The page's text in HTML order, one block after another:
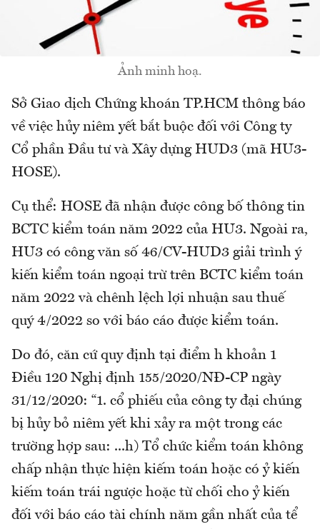
Ảnh minh hoạ.
Sở Giao dịch Chứng khoán TP.HCM thông báo
về việc hủy niêm yết bắt buộc đối với Công ty
Cổ phần Đầu tư và Xây dựng HUD3 (mã HU3-
HOSE).
Cụ thể: HOSE đã nhận được công bố thông tin
BCTC kiểm toán năm 2022 của HU3. Ngoài ra,
HU3 có công văn số 46/CV-HUD3 giải trình ý
kiến kiểm toán ngoại trừ trên BCTC kiểm toán
năm 2022 và chênh lệch lợi nhuận sau thuế
quý 4/2022 so với báo cáo được kiểm toán.
Do đó, căn cứ quy định tại điểm h khoản 1
Điều 120 Nghị định 155/2020/NĐ-CP ngày
31/12/2020: “1. cổ phiếu của công ty đại chúng
bị hủy bỏ niêm yết khi xảy ra một trong các
trường hợp sau: ...h) Tổ chức kiểm toán không
chấp nhận thực hiện kiếm toán hoặc có ỷ kiến
kiếm toán trái ngược hoặc từ chối cho ỷ kiến
đối với báo cáo tài chính năm gần nhất của tể